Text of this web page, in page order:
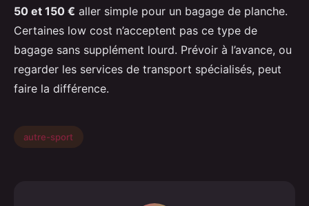
50 et 150 € aller simple pour un bagage de planche.
Certaines low cost n’acceptent pas ce type de
bagage sans supplément lourd. Prévoir à l’avance, ou
regarder les services de transport spécialisés, peut
faire la différence.
autre-sport